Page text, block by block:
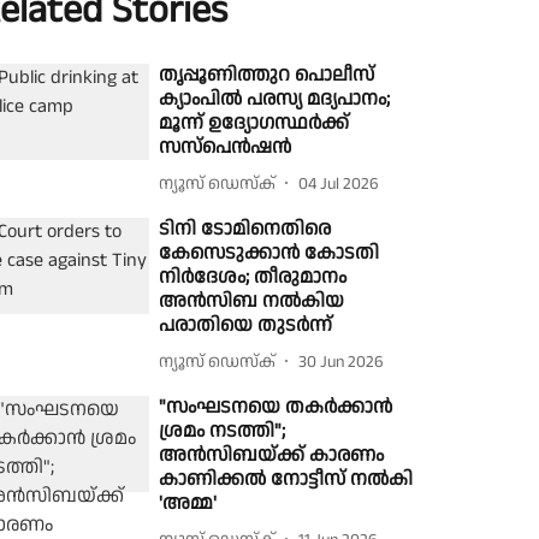
തൃപ്പൂണിത്തുറ പൊലീസ്
ക്യാംപിൽ പരസ്യ മദ്യപാനം;
മൂന്ന് ഉദ്യോഗസ്ഥർക്ക്
സസ്പെൻഷൻ
ന്യൂസ് ഡെസ്ക് 04 Jul 2026
ടിനി ടോമിനെതിരെ
കേസെടുക്കാൻ കോടതി
നിർദേശം; തീരുമാനം
അൻസിബ നൽകിയ
പരാതിയെ തുടർന്ന്
ന്യൂസ് ഡെസ്ക് 30 Jun 2026
"സംഘടനയെ തകർക്കാൻ
ശ്രമം നടത്തി";
അൻസിബയ്ക്ക് കാരണം
കാണിക്കൽ നോട്ടീസ് നൽകി
'അമ്മ'